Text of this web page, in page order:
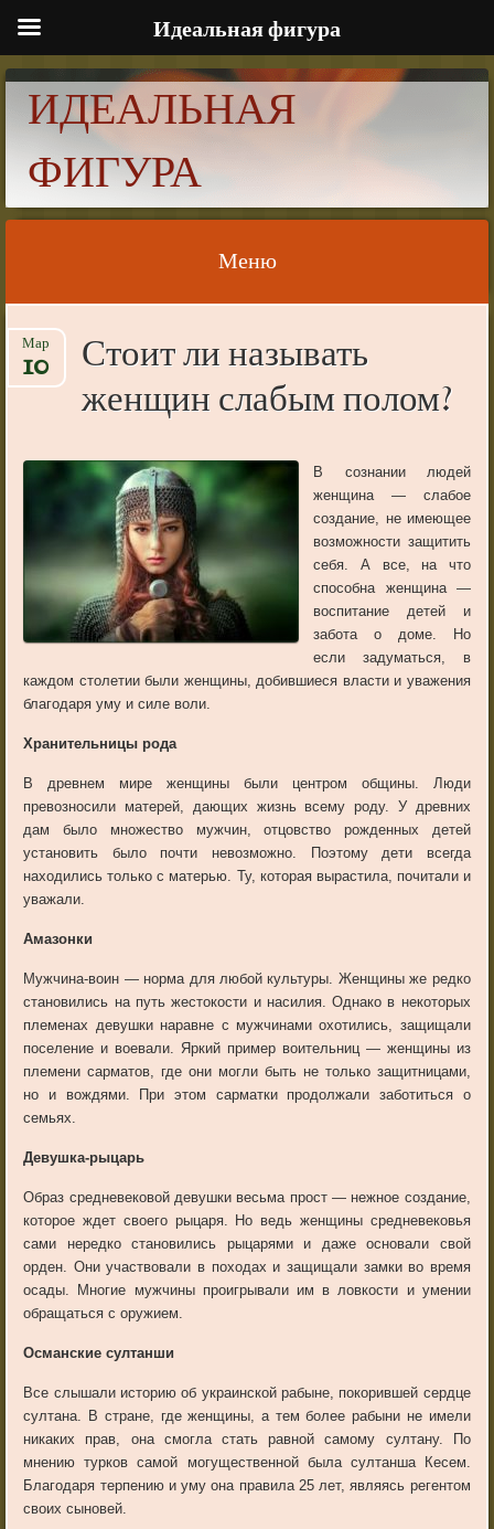
ИДЕАЛЬНАЯ
ФИГУРА
Меню
Skip to content
Стоит ли называть
женщин слабым полом?
Мар
10
В сознании людей
женщина — слабое
создание, не имеющее
возможности защитить
себя. А все, на что
способна женщина —
воспитание детей и
забота о доме. Но
если задуматься, в
каждом столетии были женщины, добившиеся власти и уважения
благодаря уму и силе воли.
Хранительницы рода
В древнем мире женщины были центром общины. Люди
превозносили матерей, дающих жизнь всему роду. У древних
дам было множество мужчин, отцовство рожденных детей
установить было почти невозможно. Поэтому дети всегда
находились только с матерью. Ту, которая вырастила, почитали и
уважали.
Амазонки
Мужчина-воин — норма для любой культуры. Женщины же редко
становились на путь жестокости и насилия. Однако в некоторых
племенах девушки наравне с мужчинами охотились, защищали
поселение и воевали. Яркий пример воительниц — женщины из
племени сарматов, где они могли быть не только защитницами,
но и вождями. При этом сарматки продолжали заботиться о
семьях.
Девушка-рыцарь
Образ средневековой девушки весьма прост — нежное создание,
которое ждет своего рыцаря. Но ведь женщины средневековья
сами нередко становились рыцарями и даже основали свой
орден. Они участвовали в походах и защищали замки во время
осады. Многие мужчины проигрывали им в ловкости и умении
обращаться с оружием.
Османские султанши
Все слышали историю об украинской рабыне, покорившей сердце
султана. В стране, где женщины, а тем более рабыни не имели
никаких прав, она смогла стать равной самому султану. По
мнению турков самой могущественной была султанша Кесем.
Благодаря терпению и уму она правила 25 лет, являясь регентом
своих сыновей.
Идеальная фигура